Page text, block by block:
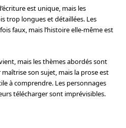
est unique, mais les
trop longues et détaillées. Les
faux, mais l’histoire elle-même est
mais les thèmes abordés sont
son sujet, mais la prose est
à comprendre. Les personnages
télécharger sont imprévisibles.